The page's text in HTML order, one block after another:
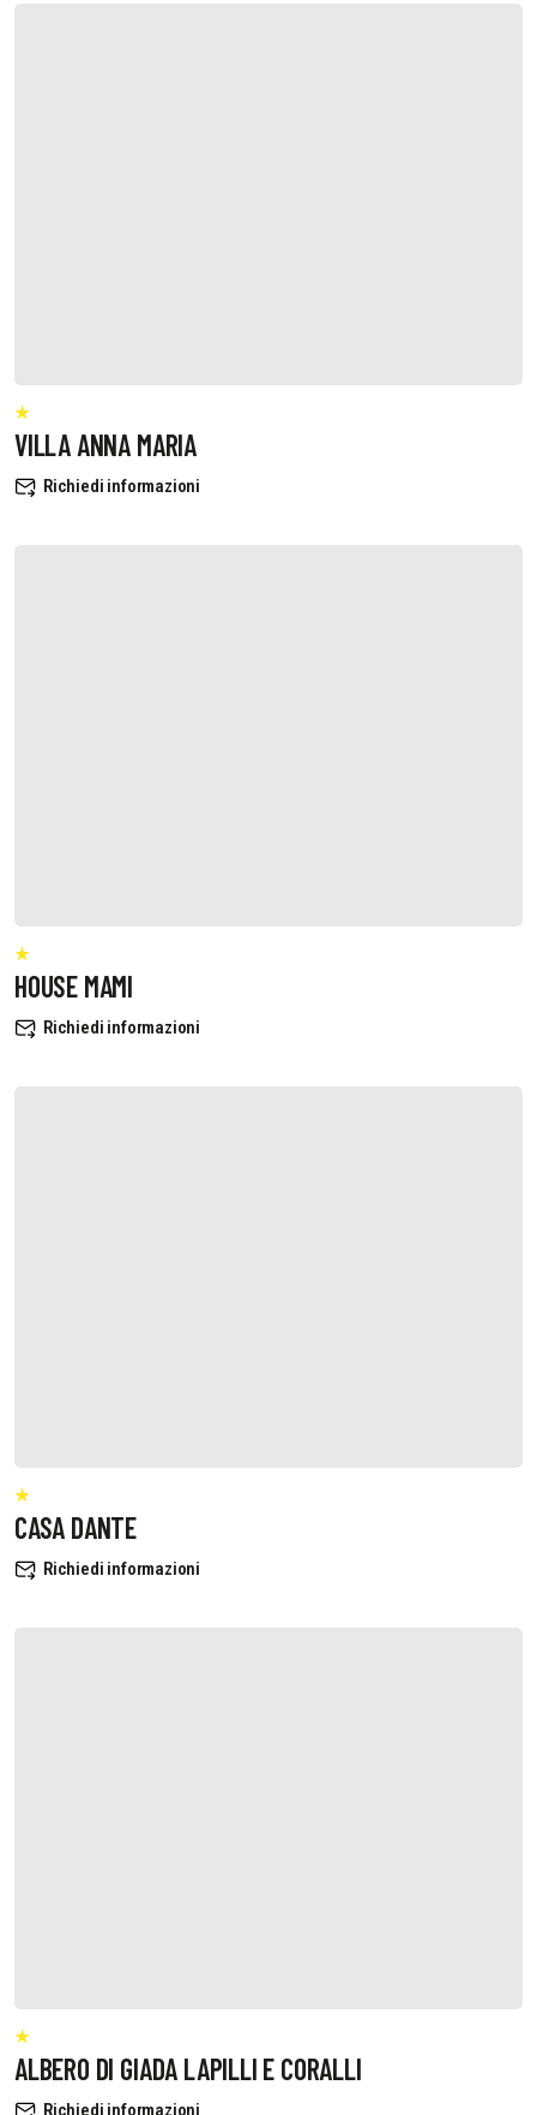
VILLA ANNA MARIA
Richiedi informazioni
HOUSE MAMI
Richiedi informazioni
CASA DANTE
Richiedi informazioni
ALBERO DI GIADA LAPILLI E CORALLI
Richiedi informazioni